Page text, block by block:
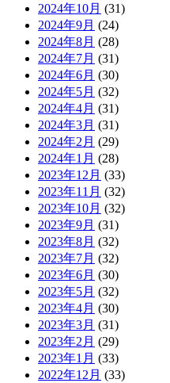
2024年10月 (31)
2024年9月 (24)
2024年8月 (28)
2024年7月 (31)
2024年6月 (30)
2024年5月 (32)
2024年4月 (31)
2024年3月 (31)
2024年2月 (29)
2024年1月 (28)
2023年12月 (33)
2023年11月 (32)
2023年10月 (32)
2023年9月 (31)
2023年8月 (32)
2023年7月 (32)
2023年6月 (30)
2023年5月 (32)
2023年4月 (30)
2023年3月 (31)
2023年2月 (29)
2023年1月 (33)
2022年12月 (33)